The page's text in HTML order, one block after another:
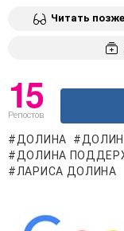
Читать позже
15
Репостов
ДОЛИНА
ДОЛИНА
ЛАРИСА ДОЛИНА